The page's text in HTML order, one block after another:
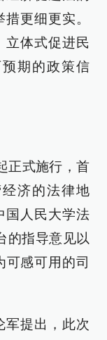
更细更实。
立体式促进民
期的政策信
正式施行，首
济的法律地
国人民大学法
的指导意见以
可感可用的司
军提出，此次